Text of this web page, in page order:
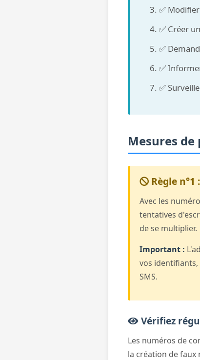
✅
✅ Créer
✅
✅
✅
Mesures
Règle
Avec les
tentatives
de se multiplier.
Important :
vos
SMS.
Vérifiez
Les numéros de
la création de faux